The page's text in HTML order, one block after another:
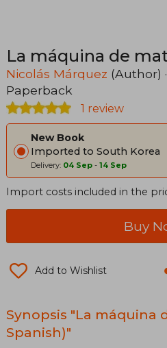
La máquina de
Nicolás Márquez (Author) ·
Paperback
1 review
New Book
Imported to South Korea
Delivery: 04 Sep - 14 Sep
Import costs included in the
Buy
Add to Wishlist
Synopsis "La máquina
Spanish)"